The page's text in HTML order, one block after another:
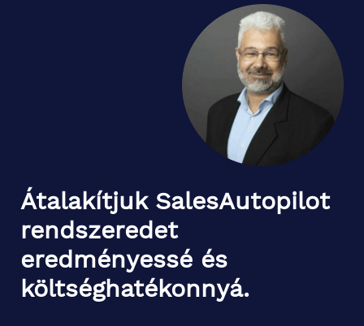
Átalakítjuk SalesAutopilot
rendszeredet
eredményessé és
költséghatékonnyá.